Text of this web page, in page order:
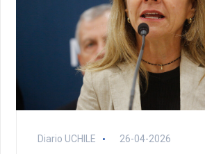
Diario UCHILE 26-04-2026